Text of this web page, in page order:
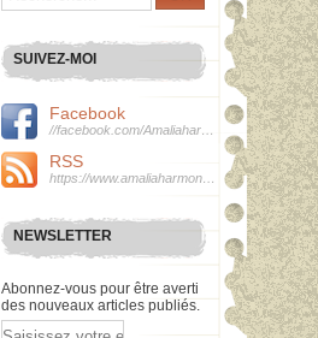
SUIVEZ-MOI
Facebook
RSS
NEWSLETTER
Abonnez-vous pour être averti
des nouveaux articles publiés.
Email